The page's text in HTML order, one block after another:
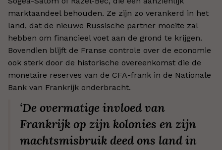
marktaandeel behouden. Ze zijn zo verankerd in het
land, dat de nieuwe Russische partner moeite zal
hebben om financieel voet aan de grond te krijgen.
Bovendien blijft de Franse controle over de economie
ook sterk door de historische overeenkomst die de
monetaire reserves van de CFA-frank in de Nationale
Bank van Frankrijk onderbracht.
‘De overmatige invloed van
Frankrijk op zijn kolonies en zijn
machtsmisbruik deed ons land in